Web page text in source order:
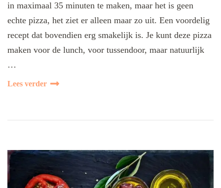
in maximaal 35 minuten te maken, maar het is geen
echte pizza, het ziet er alleen maar zo uit. Een voordelig
recept dat bovendien erg smakelijk is. Je kunt deze pizza
maken voor de lunch, voor tussendoor, maar natuurlijk
…
Lees verder